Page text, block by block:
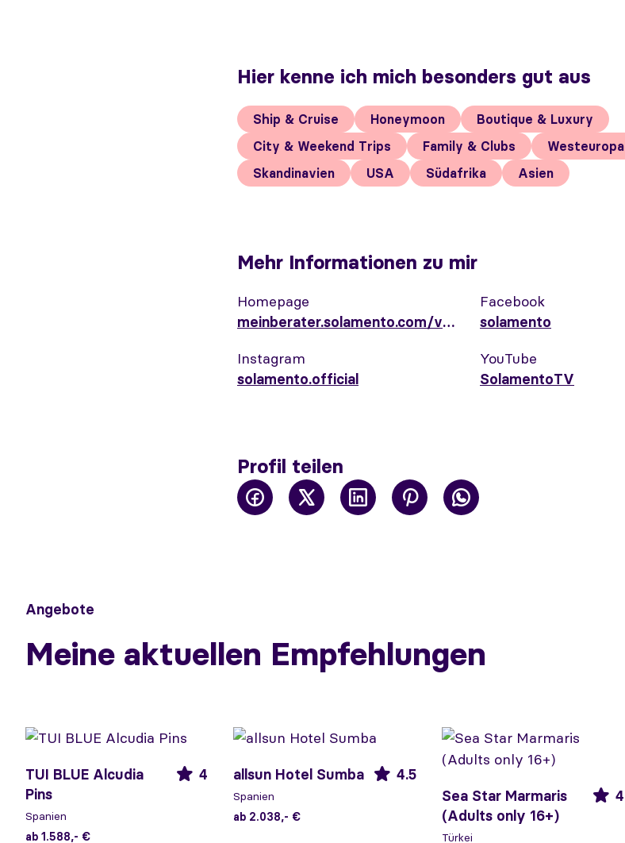
Hier kenne ich mich besonders gut aus
Ship & Cruise Honeymoon
Boutique & Luxury
City & Weekend Trips
Family & Clubs
Westeuropa
Skandinavien
USA Südafrika Asien
Mehr Informationen zu mir
Homepage
meinberater.solamento.com/valentinamartinic
Facebook
solamento
Instagram
solamento.official
YouTube
SolamentoTV
Profil teilen
Angebote
Meine aktuellen Empfehlungen
TUI BLUE Alcudia
Pins
4
Spanien
ab 1.588,- €
allsun Hotel Sumba 4.5
Spanien
ab 2.038,- €
Sea Star Marmaris
(Adults only 16+)
4
Türkei